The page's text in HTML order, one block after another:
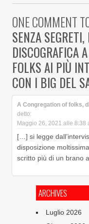
ONE COMMENT
SENZA
DISCOGRAFICA
FOLKS AI PIÙ
CON I BIG DEL
A Congregation of folks,
detto:
Maggio 26, 2021 alle 8:38
[…] si legge
disposizione
scritto più di un brano
ARCHIVES
Luglio 2026